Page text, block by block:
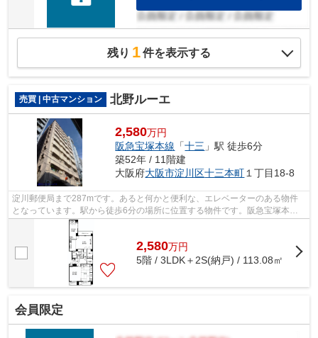
残り 1件を表示する
売買 | 中古マンション 北野ルーエ
2,580万円
阪急宝塚本線 「十三 」駅 徒歩6分
築52年 / 11階建
大阪府大阪市淀川区十三本町 １丁目18-8
淀川郵便局まで287mです。あると何かと便利な、エレベーターのある物件
となっています。駅から徒歩6分の場所に位置する物件です。阪急宝塚本線
十三周辺をご利用するなら、0800-888-473...
2,580万円
5階 / 3LDK＋2S(納戸) / 113.08㎡
会員限定